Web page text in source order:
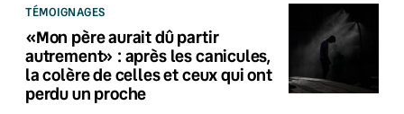
TÉMOIGNAGES
«Mon père aurait dû partir
autrement» : après les canicules,
la colère de celles et ceux qui ont
perdu un proche